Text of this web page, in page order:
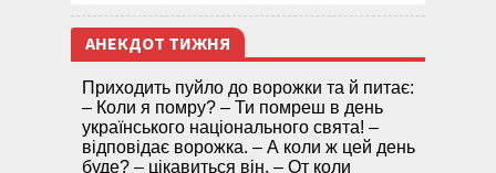
АНЕКДОТ ТИЖНЯ
Приходить пуйло до ворожки та й питає:
– Коли я помру? – Ти помреш в день
українського національного свята! –
відповідає ворожка. – А коли ж цей день
буде? – цікавиться він. – От коли